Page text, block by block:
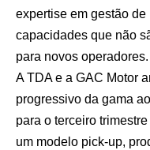
expertise em gestão
capacidades que não
para novos operadores.
A TDA e a GAC Motor
progressivo da gama
para o terceiro
um modelo pick-up,